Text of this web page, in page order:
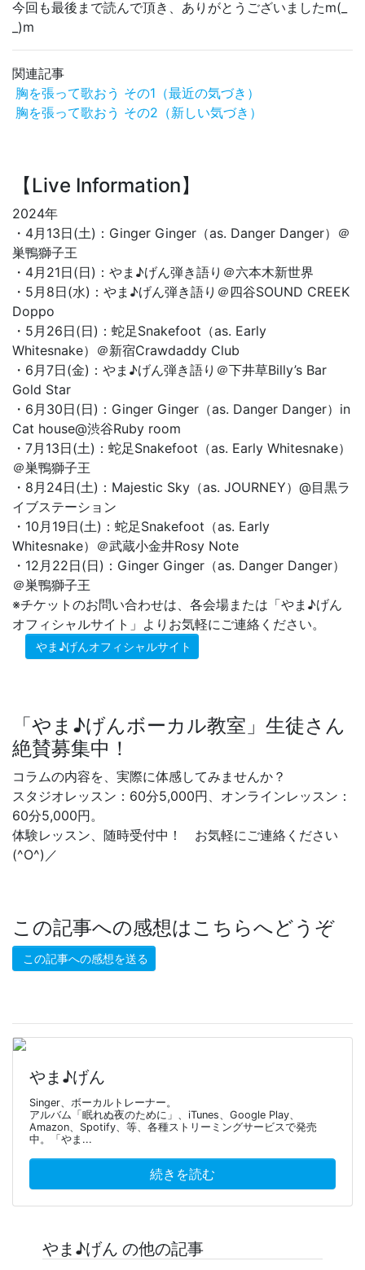
今回も最後まで読んで頂き、ありがとうございましたm(_
_)m
関連記事
胸を張って歌おう その1（最近の気づき）
胸を張って歌おう その2（新しい気づき）
【Live Information】
2024年
・4月13日(土)：Ginger Ginger（as. Danger Danger）＠
巣鴨獅子王
・4月21日(日)：やま♪げん弾き語り＠六本木新世界
・5月8日(水)：やま♪げん弾き語り＠四谷SOUND CREEK
Doppo
・5月26日(日)：蛇足Snakefoot（as. Early
Whitesnake）＠新宿Crawdaddy Club
・6月7日(金)：やま♪げん弾き語り＠下井草Billy’s Bar
Gold Star
・6月30日(日)：Ginger Ginger（as. Danger Danger）in
Cat house@渋谷Ruby room
・7月13日(土)：蛇足Snakefoot（as. Early Whitesnake）
＠巣鴨獅子王
・8月24日(土)：Majestic Sky（as. JOURNEY）@目黒ラ
イブステーション
・10月19日(土)：蛇足Snakefoot（as. Early
Whitesnake）＠武蔵小金井Rosy Note
・12月22日(日)：Ginger Ginger（as. Danger Danger）
＠巣鴨獅子王
※チケットのお問い合わせは、各会場または「やま♪げん
オフィシャルサイト」よりお気軽にご連絡ください。
やま♪げんオフィシャルサイト
「やま♪げんボーカル教室」生徒さん
絶賛募集中！
コラムの内容を、実際に体感してみませんか？
スタジオレッスン：60分5,000円、オンラインレッスン：
60分5,000円。
体験レッスン、随時受付中！ お気軽にご連絡ください
(^O^)／
この記事への感想はこちらへどうぞ
この記事への感想を送る
やま♪げん
Singer、ボーカルトレーナー。
アルバム「眠れぬ夜のために」、iTunes、Google Play、
Amazon、Spotify、等、各種ストリーミングサービスで発売
中。「やま...
続きを読む
やま♪げん の他の記事